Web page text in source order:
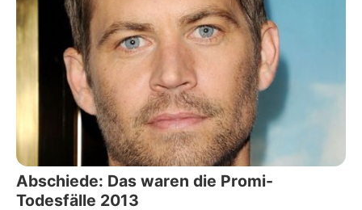
Abschiede: Das waren die Promi-
Todesfälle 2013